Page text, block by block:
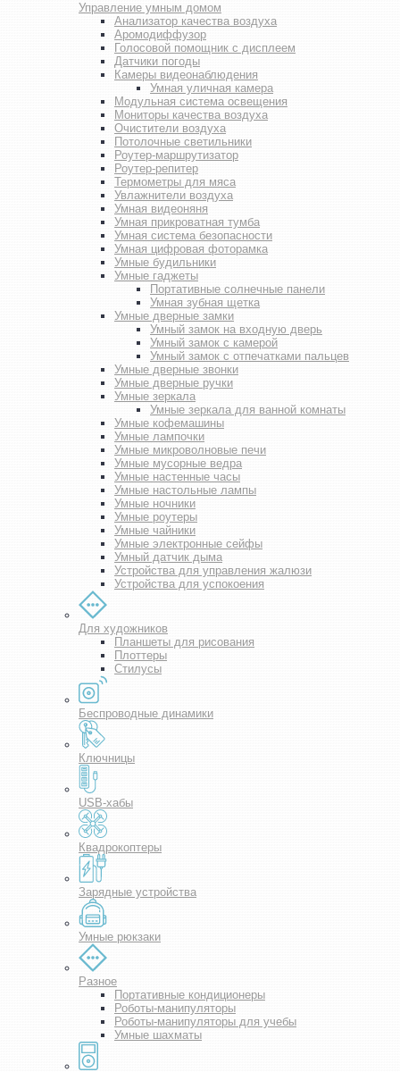
Управление умным домом
Анализатор качества воздуха
Аромодиффузор
Голосовой помощник с дисплеем
Датчики погоды
Камеры видеонаблюдения
Умная уличная камера
Модульная система освещения
Мониторы качества воздуха
Очистители воздуха
Потолочные светильники
Роутер-маршрутизатор
Роутер-репитер
Термометры для мяса
Увлажнители воздуха
Умная видеоняня
Умная прикроватная тумба
Умная система безопасности
Умная цифровая фоторамка
Умные будильники
Умные гаджеты
Портативные солнечные панели
Умная зубная щетка
Умные дверные замки
Умный замок на входную дверь
Умный замок с камерой
Умный замок с отпечатками пальцев
Умные дверные звонки
Умные дверные ручки
Умные зеркала
Умные зеркала для ванной комнаты
Умные кофемашины
Умные лампочки
Умные микроволновые печи
Умные мусорные ведра
Умные настенные часы
Умные настольные лампы
Умные ночники
Умные роутеры
Умные чайники
Умные электронные сейфы
Умный датчик дыма
Устройства для управления жалюзи
Устройства для успокоения
Для художников
Планшеты для рисования
Плоттеры
Стилусы
Беспроводные динамики
Ключницы
USB-хабы
Квадрокоптеры
Зарядные устройства
Умные рюкзаки
Разное
Портативные кондиционеры
Роботы-манипуляторы
Роботы-манипуляторы для учебы
Умные шахматы